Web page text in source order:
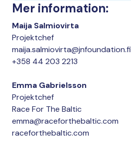
Mer information:
Maija Salmiovirta
Projektchef
maija.salmiovirta@jnfoundation.fi
+358 44 203 2213
Emma Gabrielsson
Projektchef
Race For The Baltic
emma@raceforthebaltic.com
raceforthebaltic.com